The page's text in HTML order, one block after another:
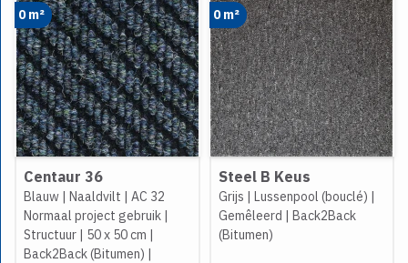
0 m²
Centaur 36
Blauw | Naaldvilt | AC 32
Normaal project gebruik |
Structuur | 50 x 50 cm |
Back2Back (Bitumen) |
0 m²
Steel B Keus
Grijs | Lussenpool (bouclé) |
Gemêleerd | Back2Back
(Bitumen)